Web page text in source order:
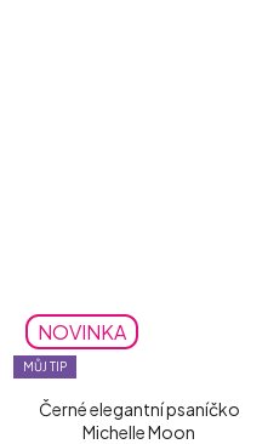
NOVINKA
MŮJ TIP
Černé elegantní psaníčko
Michelle Moon